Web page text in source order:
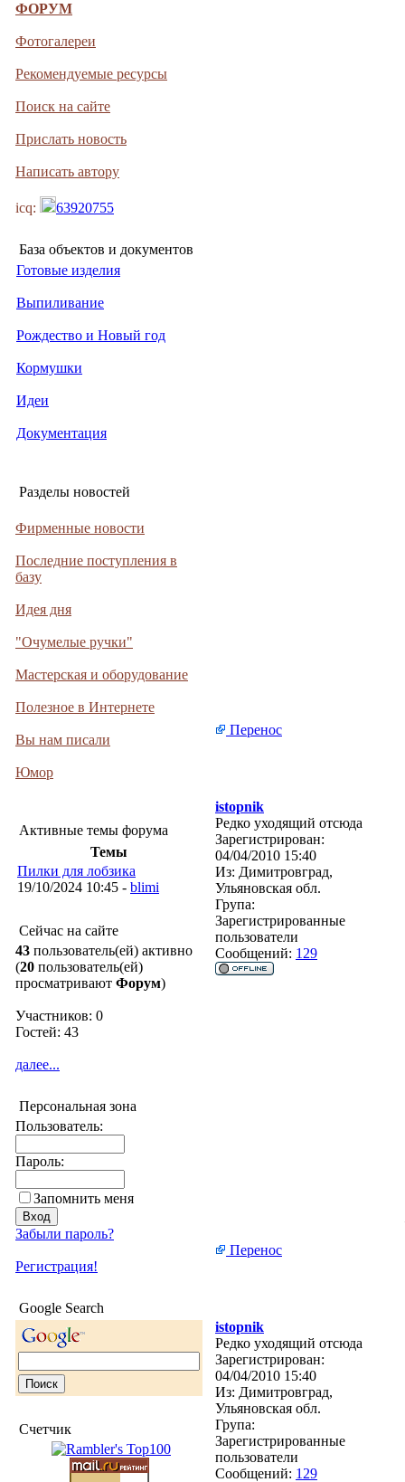
ФОРУМ
Фотогалереи
Рекомендуемые ресурсы
Поиск на сайте
Прислать новость
Написать автору
icq: 63920755
База объектов и документов
Готовые изделия
Выпиливание
Рождество и Новый год
Кормушки
Идеи
Документация
Разделы новостей
Фирменные новости
Последние поступления в
базу
Идея дня
"Очумелые ручки"
Мастерская и оборудование
Полезное в Интернете
Вы нам писали
Юмор
Активные темы форума
Темы
Пилки для лобзика
19/10/2024 10:45 - blimi
Сейчас на сайте
43 пользователь(ей) активно
(20 пользователь(ей)
просматривают Форум)
Участников: 0
Гостей: 43
далее...
Персональная зона
Пользователь:
Пароль:
Запомнить меня
Забыли пароль?
Регистрация!
Google Search
Счетчик
Перенос
istopnik
Редко уходящий отсюда
Зарегистрирован:
04/04/2010 15:40
Из: Димитровград,
Ульяновская обл.
Група:
Зарегистрированные
пользователи
Сообщений: 129
Перенос
istopnik
Редко уходящий отсюда
Зарегистрирован:
04/04/2010 15:40
Из: Димитровград,
Ульяновская обл.
Група:
Зарегистрированные
пользователи
Сообщений: 129